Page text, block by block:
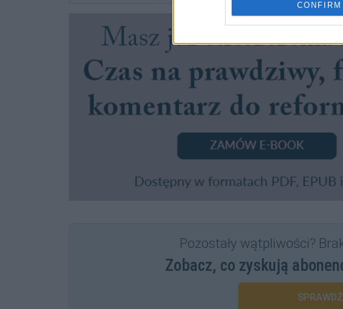
CONFIRM
Pozostały wątpliwości?
Zobacz, co zyskują
SPRAWDŹ